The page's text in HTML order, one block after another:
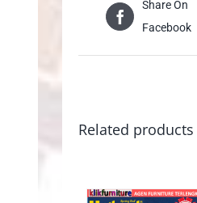
Share On
Facebook
Related products